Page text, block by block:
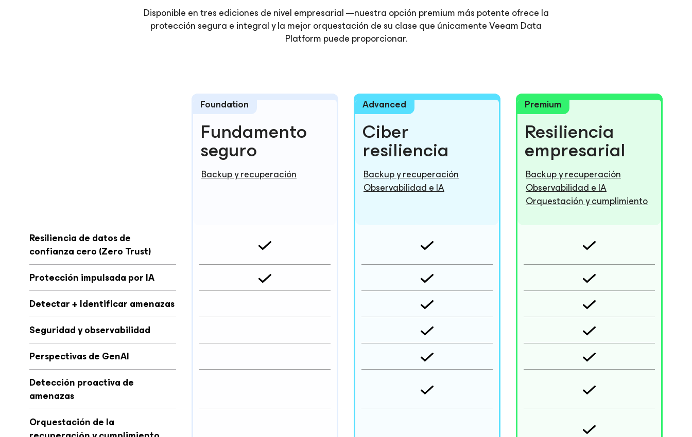
Disponible en tres ediciones de nivel empresarial —nuestra opción premium más potente ofrece la
protección segura e integral y la mejor orquestación de su clase que únicamente Veeam Data
Platform puede proporcionar.
Foundation
Fundamento
seguro
Advanced
Ciber
resiliencia
Premium
Resiliencia
empresarial
Backup y recuperación
Backup y recuperación
Observabilidad e IA
Backup y recuperación
Observabilidad e IA
Orquestación y cumplimiento
Resiliencia de datos de
confianza cero (Zero Trust)
Protección impulsada por IA
Detectar + Identificar amenazas
Seguridad y observabilidad
Perspectivas de GenAI
Detección proactiva de
amenazas
Orquestación de la